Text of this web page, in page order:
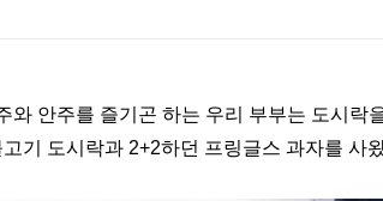
와 안주를 즐기곤 하는 우리 부부는 도시락
기 도시락과 2+2하던 프링글스 과자를 사